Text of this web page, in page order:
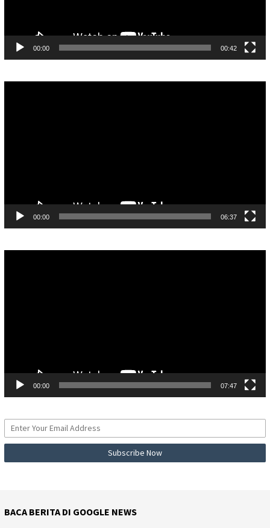
00:00 00:42
00:00 06:37
00:00 07:47
BACA BERITA DI GOOGLE NEWS